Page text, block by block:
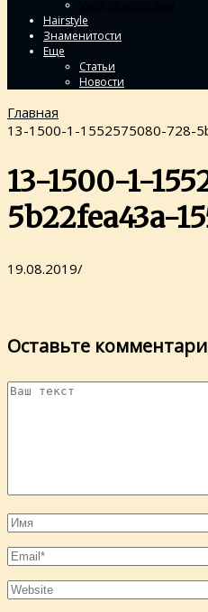
Hairstyle
Знаменитости
Еще
Статьи
Новости
Главная
13-1500-1-1552575080-728-
13-1500-1-
5b22fea43a-
19.08.2019/
Оставьте